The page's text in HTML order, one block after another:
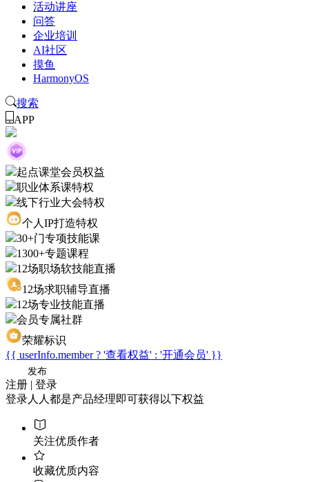
活动讲座
问答
企业培训
AI社区
摸鱼
HarmonyOS
搜索
APP
起点课堂会员权益
职业体系课特权
线下行业大会特权
个人IP打造特权
30+门专项技能课
1300+专题课程
12场职场软技能直播
12场求职辅导直播
12场专业技能直播
会员专属社群
荣耀标识
{{ userInfo.member ? '查看权益' : '开通会员' }}
发布
注册 | 登录
登录人人都是产品经理即可获得以下权益
关注优质作者
收藏优质内容